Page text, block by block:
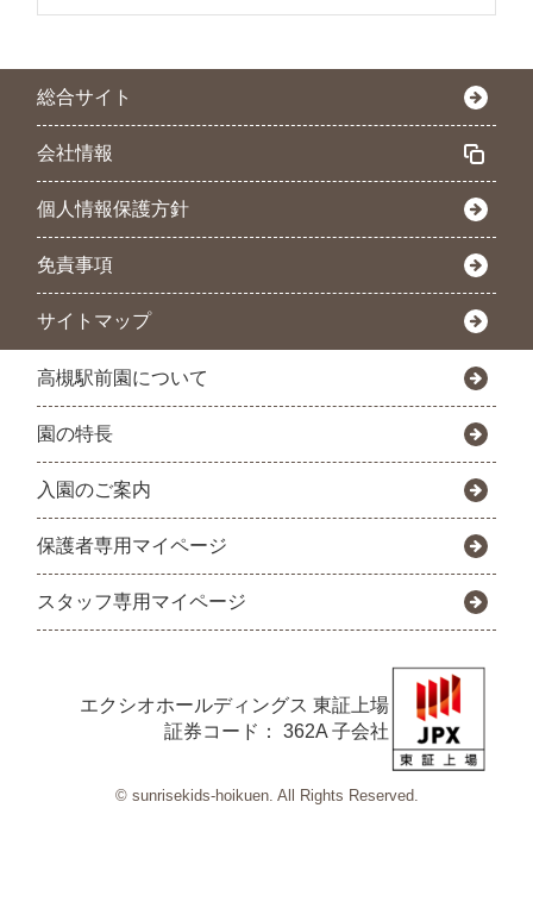
総合サイト
会社情報
個人情報保護方針
免責事項
サイトマップ
高槻駅前園について
園の特長
入園のご案内
保護者専用マイページ
スタッフ専用マイページ
エクシオホールディングス 東証上場
証券コード： 362A 子会社
© sunrisekids-hoikuen. All Rights Reserved.